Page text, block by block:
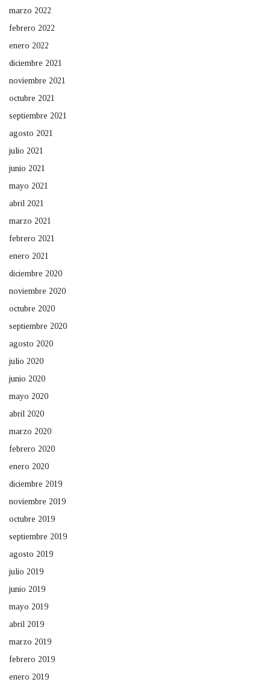
marzo 2022
febrero 2022
enero 2022
diciembre 2021
noviembre 2021
octubre 2021
septiembre 2021
agosto 2021
julio 2021
junio 2021
mayo 2021
abril 2021
marzo 2021
febrero 2021
enero 2021
diciembre 2020
noviembre 2020
octubre 2020
septiembre 2020
agosto 2020
julio 2020
junio 2020
mayo 2020
abril 2020
marzo 2020
febrero 2020
enero 2020
diciembre 2019
noviembre 2019
octubre 2019
septiembre 2019
agosto 2019
julio 2019
junio 2019
mayo 2019
abril 2019
marzo 2019
febrero 2019
enero 2019